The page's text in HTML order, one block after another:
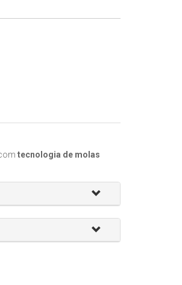
tecnologia de molas